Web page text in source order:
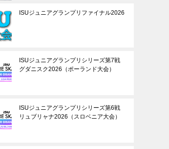
ISUジュニアグランプリファイナル2026
ISUジュニアグランプリシリーズ第7戦
グダニスク2026（ポーランド大会）
ISUジュニアグランプリシリーズ第6戦
リュブリャナ2026（スロベニア大会）